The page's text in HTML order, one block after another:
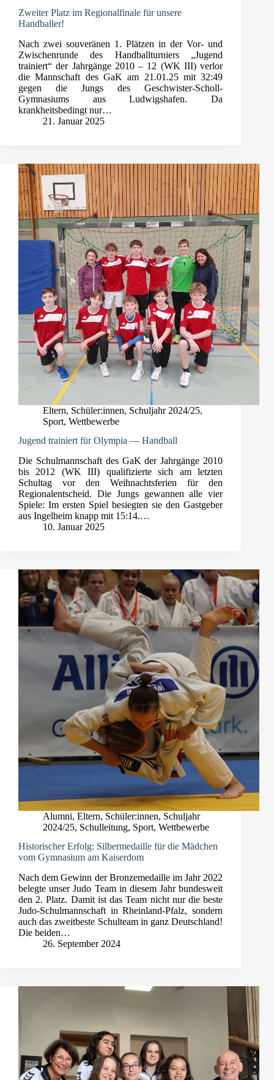
Zweiter Platz im Regionalfinale für unsere
Handballer!
Nach zwei souveränen 1. Plätzen in der Vor- und
Zwischenrunde des Handballturniers „Jugend
trainiert“ der Jahrgänge 2010 – 12 (WK III) verlor
die Mannschaft des GaK am 21.01.25 mit 32:49
gegen die Jungs des Geschwister-Scholl-
Gymnasiums aus Ludwigshafen. Da
krankheitsbedingt nur…
21. Januar 2025
Eltern, Schüler:innen, Schuljahr 2024/25,
Sport, Wettbewerbe
Jugend trainiert für Olympia — Handball
Die Schulmannschaft des GaK der Jahrgänge 2010
bis 2012 (WK III) qualifizierte sich am letzten
Schultag vor den Weihnachtsferien für den
Regionalentscheid. Die Jungs gewannen alle vier
Spiele: Im ersten Spiel besiegten sie den Gastgeber
aus Ingelheim knapp mit 15:14.…
10. Januar 2025
Alumni, Eltern, Schüler:innen, Schuljahr
2024/25, Schulleitung, Sport, Wettbewerbe
Historischer Erfolg: Silbermedaille für die Mädchen
vom Gymnasium am Kaiserdom
Nach dem Gewinn der Bronzemedaille im Jahr 2022
belegte unser Judo Team in diesem Jahr bundesweit
den 2. Platz. Damit ist das Team nicht nur die beste
Judo-Schulmannschaft in Rheinland-Pfalz, sondern
auch das zweitbeste Schulteam in ganz Deutschland!
Die beiden…
26. September 2024